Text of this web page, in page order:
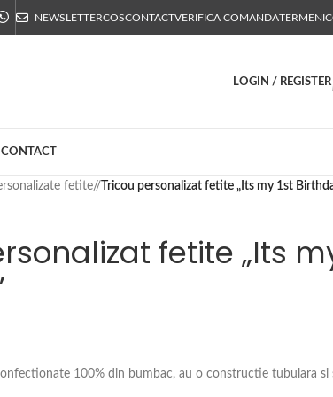
NEWSLETTERCOSCONTACTVERIFICA COMANDATERMENI
LOGIN / REGISTER
CONTACT
fetite/ Tricou personalizat fetite „Its my 1st
fetite „Its
100% din bumbac, au o constructie tubulara si